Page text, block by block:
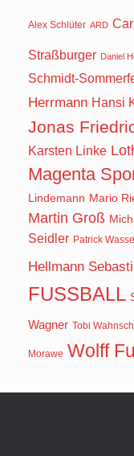
Alex Schlüter ARD
Straßburger Daniel
Schmidt-
Herrmann Hansi
Jonas
Karsten Linke
Magenta
Lindemann Mario
Martin Groß
Seidler Patrick
Hellmann
FUSSBALL
Wagner Tobi
Morawe Wolff